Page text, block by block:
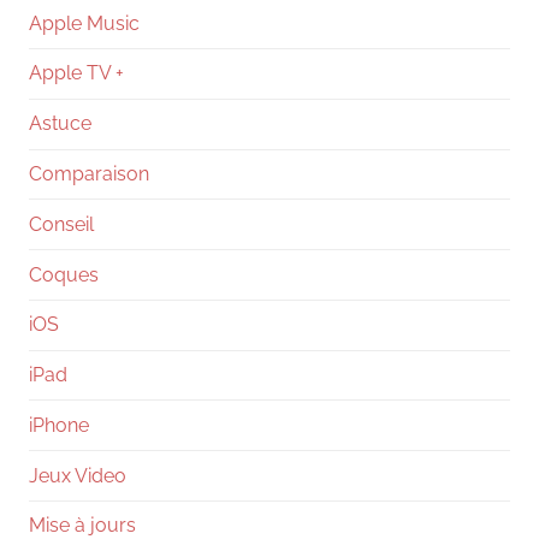
Apple Music
Apple TV +
Astuce
Comparaison
Conseil
Coques
iOS
iPad
iPhone
Jeux Video
Mise à jours